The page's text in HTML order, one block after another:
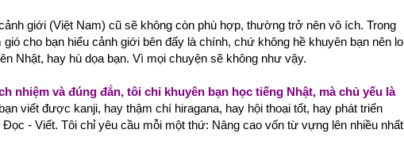
giới (Việt Nam) cũ sẽ không còn phù hợp, thường trở nên vô ích. Trong
cho bạn hiểu cảnh giới bên đấy là chính, chứ không hề khuyên bạn nên lo
Nhật, hay hù dọa bạn. Vì mọi chuyện sẽ không như vậy.
nhiệm và đúng đắn, tôi chỉ khuyên bạn học tiếng Nhật, mà chủ yếu là
viết được kanji, hay thậm chí hiragana, hay hội thoại tốt, hay phát triển
- Viết. Tôi chỉ yêu cầu mỗi một thứ: Nâng cao vốn từ vựng lên nhiều nhất